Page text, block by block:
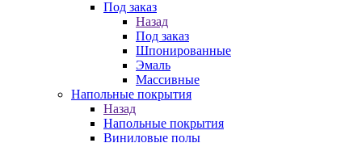
Под заказ
Назад
Под заказ
Шпонированные
Эмаль
Массивные
Напольные покрытия
Назад
Напольные покрытия
Виниловые полы